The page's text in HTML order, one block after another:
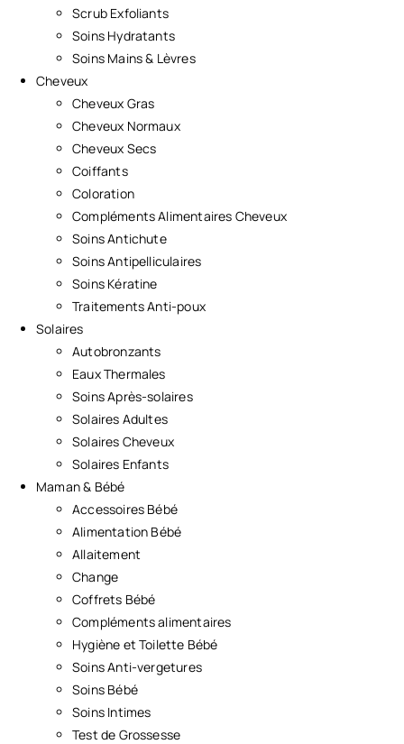
Scrub Exfoliants
Soins Hydratants
Soins Mains & Lèvres
Cheveux
Cheveux Gras
Cheveux Normaux
Cheveux Secs
Coiffants
Coloration
Compléments Alimentaires Cheveux
Soins Antichute
Soins Antipelliculaires
Soins Kératine
Traitements Anti-poux
Solaires
Autobronzants
Eaux Thermales
Soins Après-solaires
Solaires Adultes
Solaires Cheveux
Solaires Enfants
Maman & Bébé
Accessoires Bébé
Alimentation Bébé
Allaitement
Change
Coffrets Bébé
Compléments alimentaires
Hygiène et Toilette Bébé
Soins Anti-vergetures
Soins Bébé
Soins Intimes
Test de Grossesse